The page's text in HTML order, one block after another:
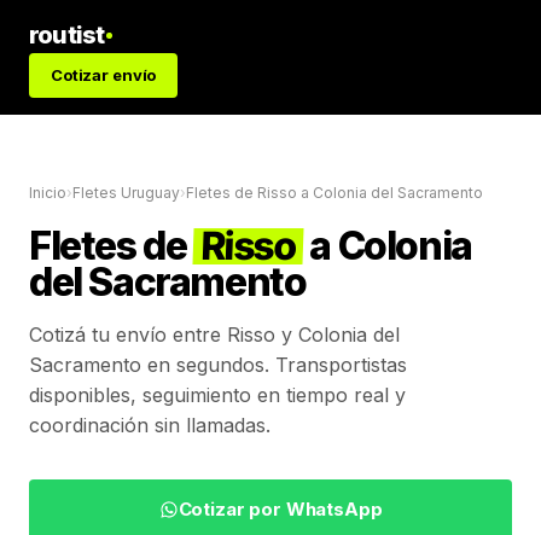
routist
Cotizar envío
Inicio›Fletes Uruguay›Fletes de Risso a Colonia del Sacramento
Fletes de Risso a Colonia
del Sacramento
Cotizá tu envío entre Risso y Colonia del
Sacramento en segundos. Transportistas
disponibles, seguimiento en tiempo real y
coordinación sin llamadas.
Cotizar por WhatsApp